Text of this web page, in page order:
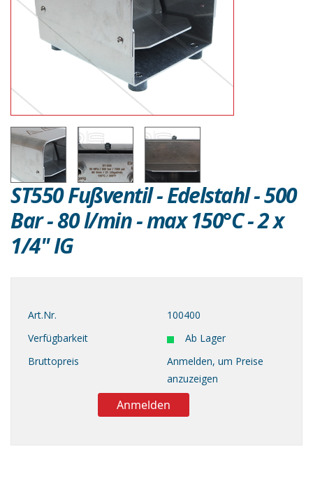
ST550 Fußventil - Edelstahl - 500
Bar - 80 l/min - max 150°C - 2 x
1/4" IG
Art.Nr.
100400
Verfügbarkeit
Ab Lager
Bruttopreis
Anmelden, um Preise
anzuzeigen
Anmelden